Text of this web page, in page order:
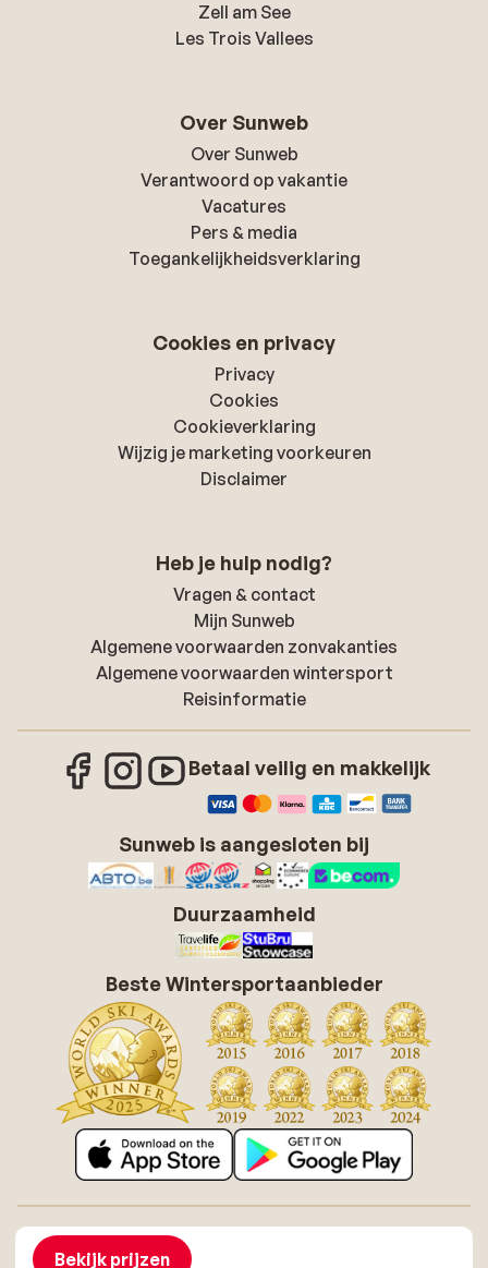
Bekijk prijzen
Zell am See
Les Trois Vallees
Over Sunweb
Over Sunweb
Verantwoord op vakantie
Vacatures
Pers & media
Toegankelijkheidsverklaring
Cookies en privacy
Privacy
Cookies
Cookieverklaring
Wijzig je marketing voorkeuren
Disclaimer
Heb je hulp nodig?
Vragen & contact
Mijn Sunweb
Algemene voorwaarden zonvakanties
Algemene voorwaarden wintersport
Reisinformatie
Betaal veilig en makkelijk
Sunweb is aangesloten bij
Duurzaamheid
Beste Wintersportaanbieder
Over Sunweb
Algemene voorwaarden zonvakanties